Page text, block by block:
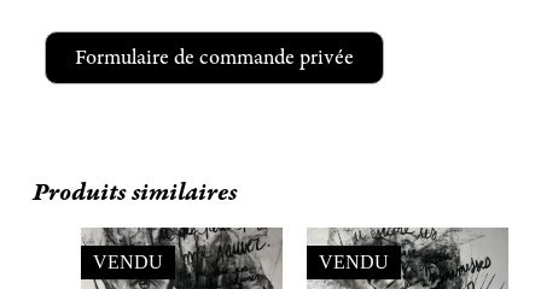
Formulaire de commande privée
Produits similaires
VENDU VENDU